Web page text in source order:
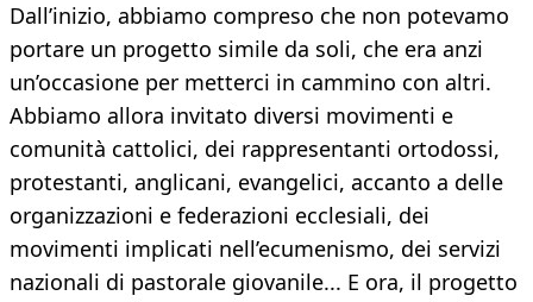
Dall’inizio, abbiamo compreso che non potevamo
portare un progetto simile da soli, che era anzi
un’occasione per metterci in cammino con altri.
Abbiamo allora invitato diversi movimenti e
comunità cattolici, dei rappresentanti ortodossi,
protestanti, anglicani, evangelici, accanto a delle
organizzazioni e federazioni ecclesiali, dei
movimenti implicati nell’ecumenismo, dei servizi
nazionali di pastorale giovanile... E ora, il progetto